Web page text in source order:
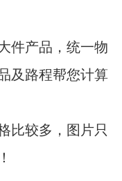
件产品，统一物
及路程帮您计算
比较多，图片只